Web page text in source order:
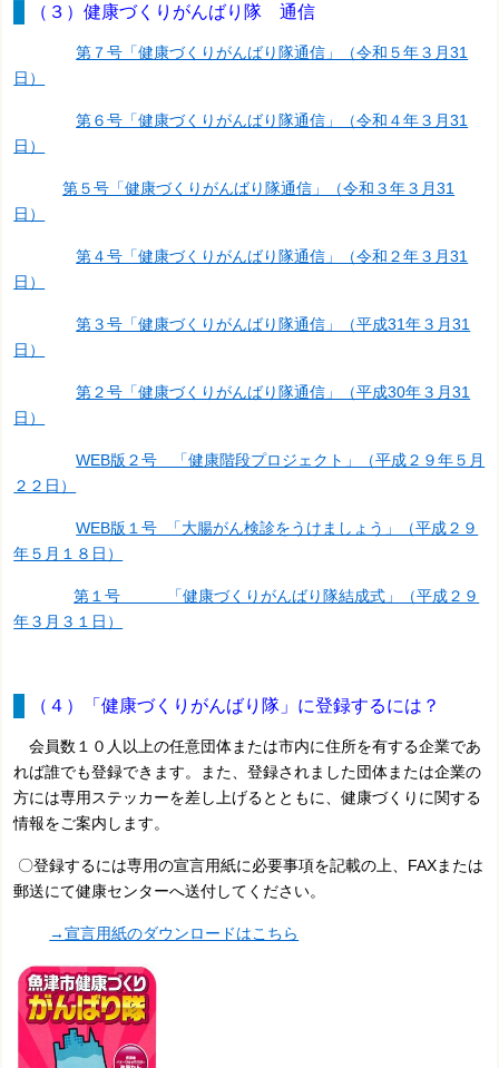
（３）健康づくりがんばり隊 通信
第７号「健康づくりがんばり隊通信」（令和５年３月31
日）
第６号「健康づくりがんばり隊通信」（令和４年３月31
日）
第５号「健康づくりがんばり隊通信」（令和３年３月31
日）
第４号「健康づくりがんばり隊通信」（令和２年３月31
日）
第３号「健康づくりがんばり隊通信」（平成31年３月31
日）
第２号「健康づくりがんばり隊通信」（平成30年３月31
日）
WEB版２号 「健康階段プロジェクト」（平成２９年５月
２２日）
WEB版１号 「大腸がん検診をうけましょう」（平成２９
年５月１８日）
第１号 「健康づくりがんばり隊結成式」（平成２９
年３月３１日）
（４）「健康づくりがんばり隊」に登録するには？
会員数１０人以上の任意団体または市内に住所を有する企業であ
れば誰でも登録できます。また、登録されました団体または企業の
方には専用ステッカーを差し上げるとともに、健康づくりに関する
情報をご案内します。
〇登録するには専用の宣言用紙に必要事項を記載の上、FAXまたは
郵送にて健康センターへ送付してください。
→宣言用紙のダウンロードはこちら